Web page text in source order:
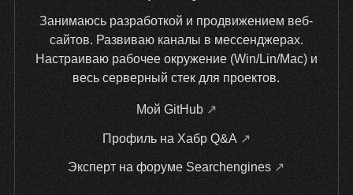
Занимаюсь разработкой и продвижением веб-
сайтов. Развиваю каналы в мессенджерах.
Настраиваю рабочее окружение (Win/Lin/Mac) и
весь серверный стек для проектов.
Мой GitHub
Профиль на Хабр Q&A
Эксперт на форуме Searchengines